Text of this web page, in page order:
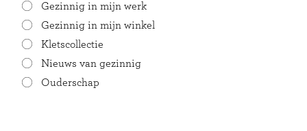
Gezinnig in mijn werk
Gezinnig in mijn winkel
Kletscollectie
Nieuws van gezinnig
Ouderschap